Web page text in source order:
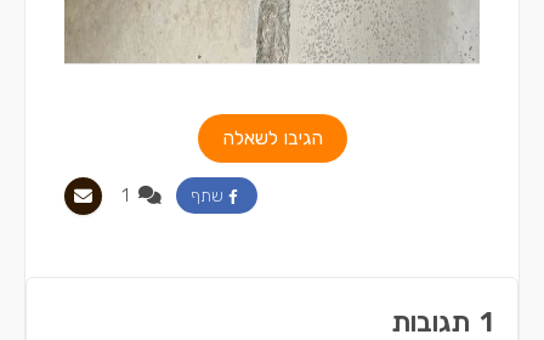
הגיבו לשאלה
שתף
1 תגובות